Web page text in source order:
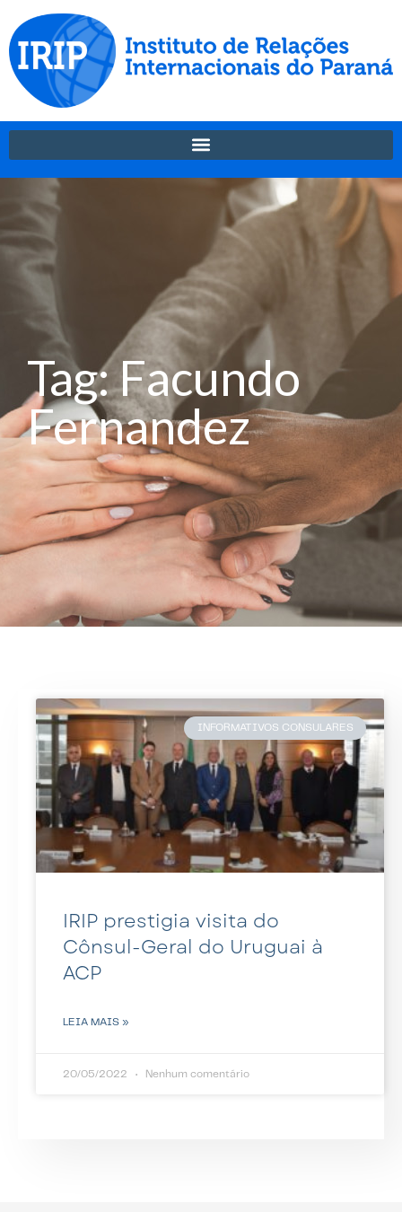
Tag: Facundo
Fernandez
INFORMATIVOS CONSULARES
IRIP prestigia visita do
Cônsul-Geral do Uruguai à
ACP
LEIA MAIS »
20/05/2022 Nenhum comentário